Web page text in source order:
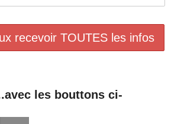
les bouttons ci-